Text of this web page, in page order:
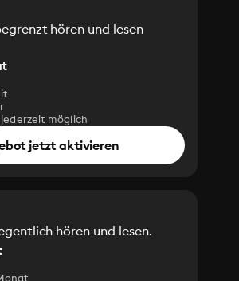
hören und lesen
möglich
jetzt aktivieren
hören und lesen.